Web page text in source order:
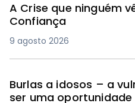
A Crise que ninguém
Confiança
9 agosto 2026
Burlas a idosos – a
ser uma